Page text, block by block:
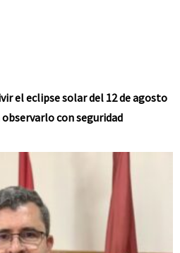
el eclipse solar del 12 de agosto
con seguridad